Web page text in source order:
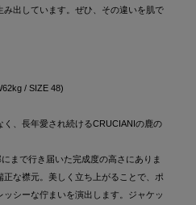
出しています。ぜひ、その違いを肌で
/ SIZE 48)
、長年愛され続けるCRUCIANIの鹿の
まで行き届いた完成度の高さにありま
な襟元。美しく立ち上がることで、ポ
シーな佇まいを演出します。ジャケッ